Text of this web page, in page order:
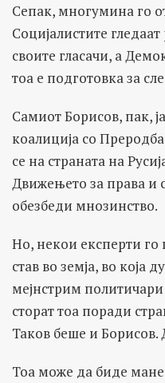
Сепак, многумина го
Социјалистите
своите гласачи, а
тоа е подготовка за
Самиот Борисов, пак,
коалиција со
се на страната на
Движењето за права и
обезбеди мнозинство.
Но, некои експерти го
став во земја, во која
мејнстрим
сторат тоа поради
Таков беше и Борисов.
Тоа може да биде